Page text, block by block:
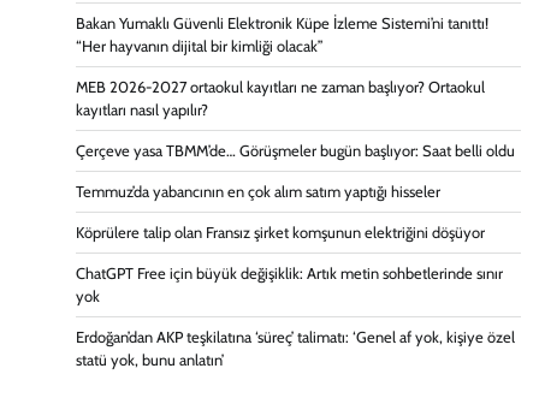
Bakan Yumaklı Güvenli Elektronik Küpe İzleme Sistemi’ni tanıttı!
“Her hayvanın dijital bir kimliği olacak”
MEB 2026-2027 ortaokul kayıtları ne zaman başlıyor? Ortaokul
kayıtları nasıl yapılır?
Çerçeve yasa TBMM’de… Görüşmeler bugün başlıyor: Saat belli oldu
Temmuz’da yabancının en çok alım satım yaptığı hisseler
Köprülere talip olan Fransız şirket komşunun elektriğini döşüyor
ChatGPT Free için büyük değişiklik: Artık metin sohbetlerinde sınır
yok
Erdoğan’dan AKP teşkilatına ‘süreç’ talimatı: ‘Genel af yok, kişiye özel
statü yok, bunu anlatın’